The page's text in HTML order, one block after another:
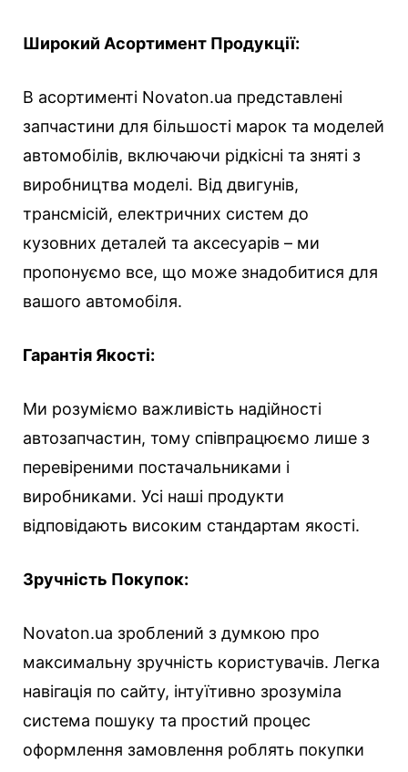
Широкий Асортимент Продукції:
В асортименті Novaton.ua представлені
запчастини для більшості марок та моделей
автомобілів, включаючи рідкісні та зняті з
виробництва моделі. Від двигунів,
трансмісій, електричних систем до
кузовних деталей та аксесуарів – ми
пропонуємо все, що може знадобитися для
вашого автомобіля.
Гарантія Якості:
Ми розуміємо важливість надійності
автозапчастин, тому співпрацюємо лише з
перевіреними постачальниками і
виробниками. Усі наші продукти
відповідають високим стандартам якості.
Зручність Покупок:
Novaton.ua зроблений з думкою про
максимальну зручність користувачів. Легка
навігація по сайту, інтуїтивно зрозуміла
система пошуку та простий процес
оформлення замовлення роблять покупки